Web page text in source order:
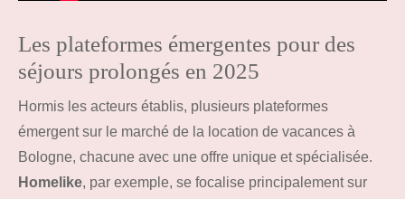
Les plateformes émergentes pour des
séjours prolongés en 2025
Hormis les acteurs établis, plusieurs plateformes
émergent sur le marché de la location de vacances à
Bologne, chacune avec une offre unique et spécialisée.
Homelike, par exemple, se focalise principalement sur